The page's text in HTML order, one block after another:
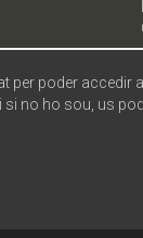
per poder accedir
, i si no ho sou, us